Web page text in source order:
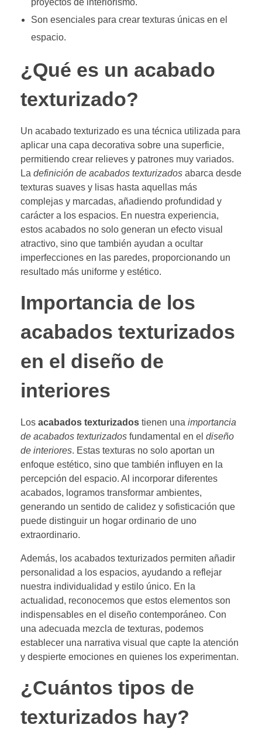
proyectos de interiorismo.
Son esenciales para crear texturas únicas en el
espacio.
¿Qué es un acabado
texturizado?
Un acabado texturizado es una técnica utilizada para
aplicar una capa decorativa sobre una superficie,
permitiendo crear relieves y patrones muy variados.
La definición de acabados texturizados abarca desde
texturas suaves y lisas hasta aquellas más
complejas y marcadas, añadiendo profundidad y
carácter a los espacios. En nuestra experiencia,
estos acabados no solo generan un efecto visual
atractivo, sino que también ayudan a ocultar
imperfecciones en las paredes, proporcionando un
resultado más uniforme y estético.
Importancia de los
acabados texturizados
en el diseño de
interiores
Los acabados texturizados tienen una importancia
de acabados texturizados fundamental en el diseño
de interiores. Estas texturas no solo aportan un
enfoque estético, sino que también influyen en la
percepción del espacio. Al incorporar diferentes
acabados, logramos transformar ambientes,
generando un sentido de calidez y sofisticación que
puede distinguir un hogar ordinario de uno
extraordinario.
Además, los acabados texturizados permiten añadir
personalidad a los espacios, ayudando a reflejar
nuestra individualidad y estilo único. En la
actualidad, reconocemos que estos elementos son
indispensables en el diseño contemporáneo. Con
una adecuada mezcla de texturas, podemos
establecer una narrativa visual que capte la atención
y despierte emociones en quienes los experimentan.
¿Cuántos tipos de
texturizados hay?